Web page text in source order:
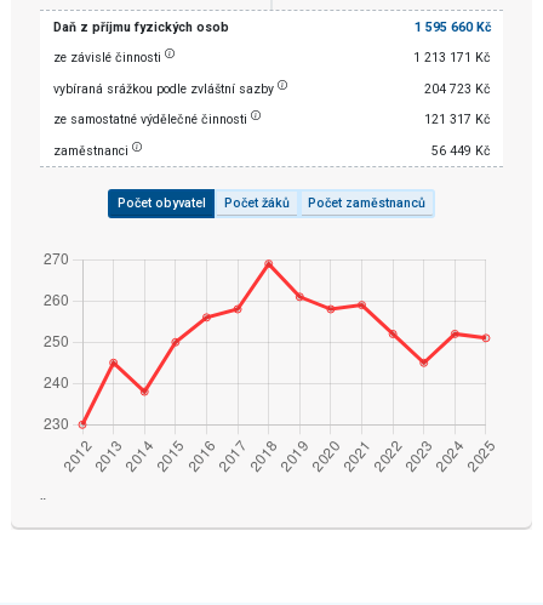
Daň z příjmu fyzických osob
1 595 660 Kč
ze závislé činnosti
1 213 171 Kč
vybíraná srážkou podle zvláštní sazby
204 723 Kč
ze samostatné výdělečné činnosti
121 317 Kč
zaměstnanci
56 449 Kč
Počet obyvatel Počet žáků Počet zaměstnanců
¨